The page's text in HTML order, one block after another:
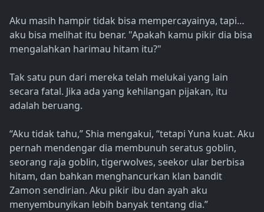
Aku masih hampir tidak bisa mempercayainya, tapi…
aku bisa melihat itu benar. "Apakah kamu pikir dia bisa
mengalahkan harimau hitam itu?"
Tak satu pun dari mereka telah melukai yang lain
secara fatal. Jika ada yang kehilangan pijakan, itu
adalah beruang.
“Aku tidak tahu,” Shia mengakui, “tetapi Yuna kuat. Aku
pernah mendengar dia membunuh seratus goblin,
seorang raja goblin, tigerwolves, seekor ular berbisa
hitam, dan bahkan menghancurkan klan bandit
Zamon sendirian. Aku pikir ibu dan ayah aku
menyembunyikan lebih banyak tentang dia.”